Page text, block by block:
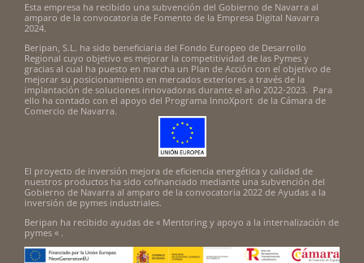
Esta empresa ha recibido una subvención del Gobierno de Navarra al
amparo de la convocatoria de Fomento de la Empresa Digital Navarra
2024.
Beripan, S.L. ha sido beneficiaria del Fondo Europeo de Desarrollo
Regional cuyo objetivo es mejorar la competitividad de las Pymes y
gracias al cual ha puesto en marcha un Plan de Acción con el objetivo de
mejorar su posicionamiento en mercados exteriores a través de la
implantación de soluciones innovadoras durante el año 2022-2023. Para
ello ha contado con el apoyo del Programa InnoXport de la Cámara de
Comercio de Navarra.
El proyecto de inversión mejora de eficiencia energética y calidad de
nuestros productos ha sido cofinanciado mediante una subvención del
Gobierno de Navarra al amparo de la convocatoria 2022 de Ayudas a la
inversión de pymes industriales.
Beripan ha recibido ayudas de « Mentoring y apoyo a la internalización de
pymes « .